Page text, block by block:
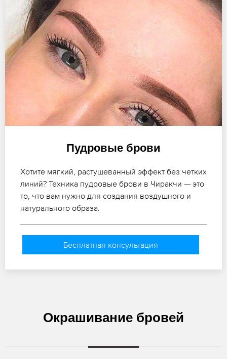
Пудровые брови
Хотите мягкий, растушеванный эффект без четких
линий? Техника пудровые брови в Чиракчи — это
то, что вам нужно для создания воздушного и
натурального образа.
Бесплатная консультация
Окрашивание бровей